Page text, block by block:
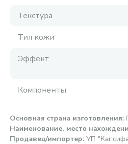
Текстура
Тип кожи
Эффект
Компоненты
Основная страна изготовления:
Наименование, место
Продавец/импортер: УП